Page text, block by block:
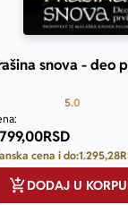
snova - deo
5.0
RSD
cena i do:1.295,28
DODAJ U KORPU